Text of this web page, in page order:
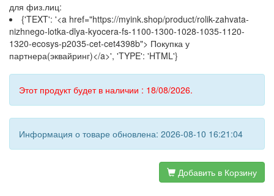
для физ.лиц:
{'TEXT': '<a href="https://myink.shop/product/rolik-zahvata-
nizhnego-lotka-dlya-kyocera-fs-1100-1300-1028-1035-1120-
1320-ecosys-p2035-cet-cet4398b"> Покупка у
партнера(эквайринг)</a>', 'TYPE': 'HTML'}
Этот продукт будет в наличии : 18/08/2026.
Информация о товаре обновлена: 2026-08-10 16:21:04
Добавить в Корзину